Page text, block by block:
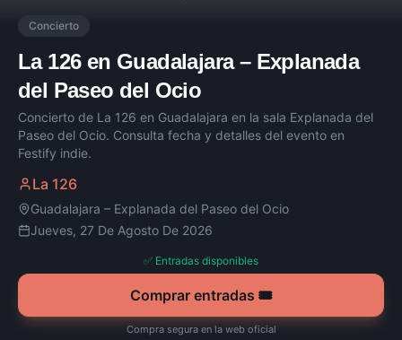
Concierto
La 126en Guadalajara– Explanada
del Paseo del Ocio
Concierto de La 126 en Guadalajara en la sala Explanada del
Paseo del Ocio. Consulta fecha y detalles del evento en
Festify indie.
La 126
Guadalajara – Explanada del Paseo del Ocio
Jueves, 27 De Agosto De 2026
✅ Entradas disponibles
Comprar entradas 🎟️
Compra segura en la web oficial